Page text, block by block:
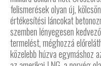
felismerések olyan új,
értékesítési láncokat
szemben lényegesen
termelést, méghozzá
közelebb húzva egymáshoz